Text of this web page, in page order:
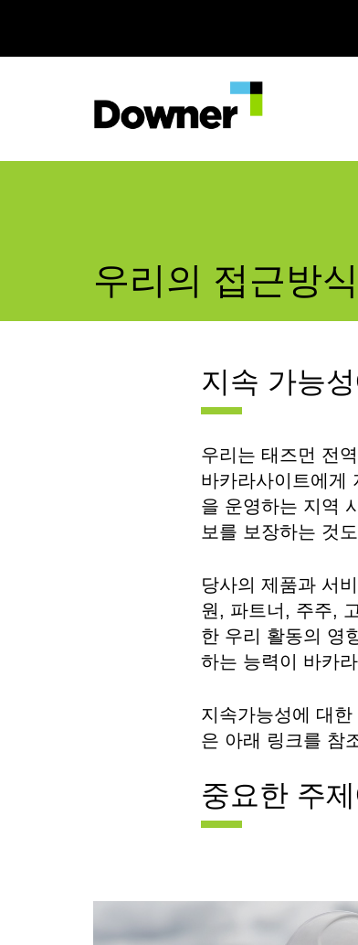
우리의 접근방식
지속 가능
우리는 태즈먼 전
바카라사이트에게
을 운영하는 지역
보를 보장하는 것
당사의 제품과 서
원, 파트너, 주주,
한 우리 활동의 영
하는 능력이 바카
지속가능성에 대
은 아래 링크를 참
중요한 주